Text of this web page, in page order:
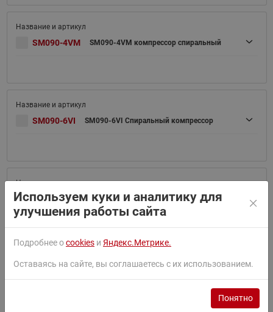
SM090-4VM SM090-4VM компрессор спиральный
SM090-6VI SM090-6VI Спиральный компрессор
SM090-6VM SM090-6VM Спиральный компрессор
Используем куки и аналитику для
улучшения работы сайта
Подробнее оcookies и Яндекс.Метрике.
Оставаясь на сайте, вы соглашаетесь с их использованием.
Понятно